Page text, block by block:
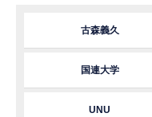
古森義久
国連大学
UNU